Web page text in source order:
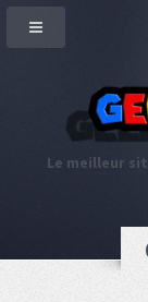
Le meilleur